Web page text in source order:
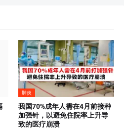
肺炎
我国70%成年人需在4月前接种
加强针，以避免住院率上升导
致的医疗崩溃